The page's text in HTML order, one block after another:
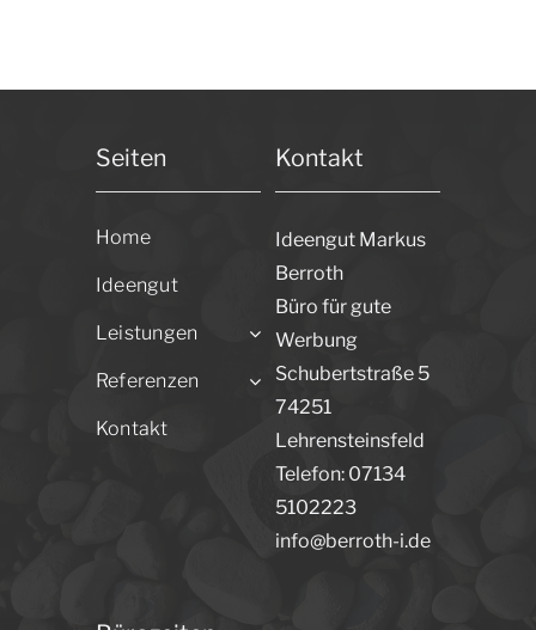
Seiten
Home
Ideengut
Leistungen
Referenzen
Kontakt
Kontakt
Ideengut Markus
Berroth
Büro für gute
Werbung
Schubertstraße 5
74251
Lehrensteinsfeld
Telefon: 07134
5102223
info@berroth-i.de